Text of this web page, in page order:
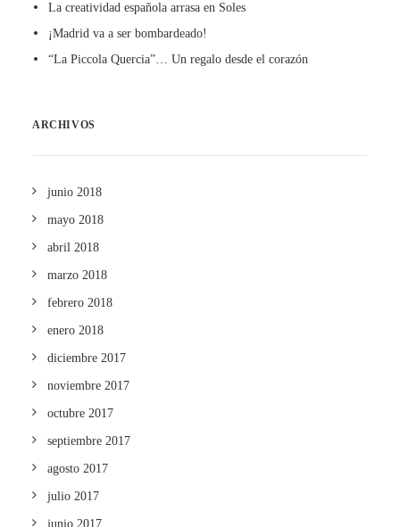
La creatividad española arrasa en Soles
¡Madrid va a ser bombardeado!
“La Piccola Quercia”… Un regalo desde el corazón
ARCHIVOS
junio 2018
mayo 2018
abril 2018
marzo 2018
febrero 2018
enero 2018
diciembre 2017
noviembre 2017
octubre 2017
septiembre 2017
agosto 2017
julio 2017
junio 2017